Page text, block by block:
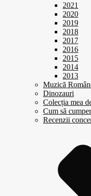
2021
2020
2019
2018
2017
2016
2015
2014
2013
Muzică
Dinozauri
Colecția mea
Cum să
Recenzii